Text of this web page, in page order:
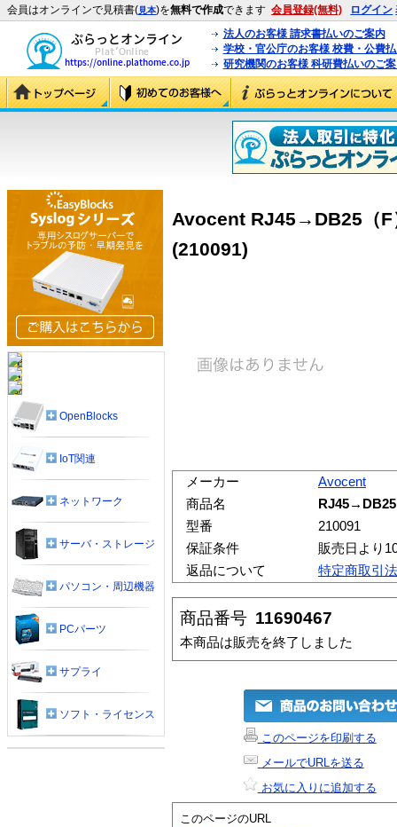
会員はオンラインで見積書(見本)を無料で作成できます 会員登録(無料) ログイン
法人のお客様 請求書払いのご案内
学校・官公庁のお客様 校費・公費
研究機関のお客様 科研費払いのご
Avocent RJ45→DB25（F
(210091)
メーカー
Avocent
商品名
型番
210091
保証条件
販売日より
返品について
特定商取引
商品番号 11690467
本商品は販売を終了しました
このページを印刷する
メールでURLを送る
お気に入りに追加する
このページのURL
OpenBlocks
IoT関連
ネットワーク
サーバ・ストレージ
パソコン・周辺機器
PCパーツ
サプライ
ソフト・ライセンス